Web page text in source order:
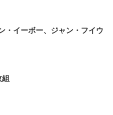
・イーボー、ジャン・フイウ